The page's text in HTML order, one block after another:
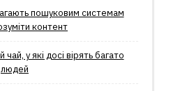
пошуковим системам
контент
у які досі вірять багато
людей